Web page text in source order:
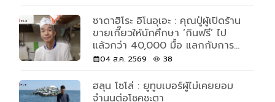
ซาดาฮิโระ อิโนอุเอะ : คุณปู่ผู้เปิดร้าน
ขายเกี๊ยวให้นักศึกษา ‘กินฟรี’ ไป
แล้วกว่า 40,000 มื้อ แลกกับการ
ช่วยล้างจาน 30 นาที
04 ส.ค. 2569 38
ฮลุน โซโล่ : ยูทูบเบอร์ผู้ไม่เคยยอม
จำนนต่อโชคชะตา